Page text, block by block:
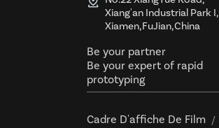
Xiang'an Industrial Park I,
Xiamen,FuJian,China
Be your partner
Be your expert of rapid
prototyping
Cadre D'affiche De Film /